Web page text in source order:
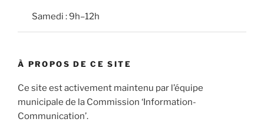
Samedi : 9h–12h
À PROPOS DE CE SITE
Ce site est activement maintenu par l’équipe
municipale de la Commission ‘Information-
Communication’.